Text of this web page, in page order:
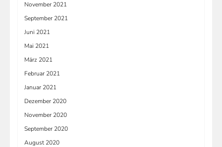
November 2021
September 2021
Juni 2021
Mai 2021
März 2021
Februar 2021
Januar 2021
Dezember 2020
November 2020
September 2020
August 2020